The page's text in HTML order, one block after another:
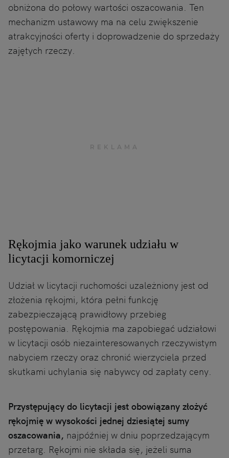
obniżona do połowy wartości oszacowania. Ten
mechanizm ustawowy ma na celu zwiększenie
atrakcyjności oferty i doprowadzenie do sprzedaży
zajętych rzeczy.
Rękojmia jako warunek udziału w
licytacji komorniczej
Udział w licytacji ruchomości uzależniony jest od
złożenia rękojmi, która pełni funkcję
zabezpieczającą prawidłowy przebieg
postępowania. Rękojmia ma zapobiegać udziałowi
w licytacji osób niezainteresowanych rzeczywistym
nabyciem rzeczy oraz chronić wierzyciela przed
skutkami uchylania się nabywcy od zapłaty ceny.
Przystępujący do licytacji jest obowiązany złożyć
rękojmię w wysokości jednej dziesiątej sumy
oszacowania, najpóźniej w dniu poprzedzającym
przetarg. Rękojmi nie składa się, jeżeli suma